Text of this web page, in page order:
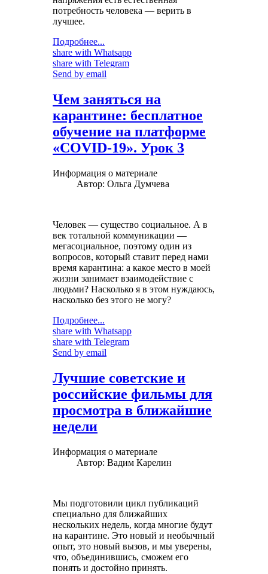
потребность человека — верить в
лучшее.
Подробнее...
share with Whatsapp
share with Telegram
Send by email
Чем заняться на
карантине: бесплатное
обучение на платформе
«COVID-19». Урок 3
Информация о материале
Автор: Ольга Думчева
Человек — существо социальное. А в
век тотальной коммуникации —
мегасоциальное, поэтому один из
вопросов, который ставит перед нами
время карантина: а какое место в моей
жизни занимает взаимодействие с
людьми? Насколько я в этом нуждаюсь,
насколько без этого не могу?
Подробнее...
share with Whatsapp
share with Telegram
Send by email
Лучшие советские и
российские фильмы для
просмотра в ближайшие
недели
Информация о материале
Автор: Вадим Карелин
Мы подготовили цикл публикаций
специально для ближайших
нескольких недель, когда многие будут
на карантине. Это новый и необычный
опыт, это новый вызов, и мы уверены,
что, объединившись, сможем его
понять и достойно принять.